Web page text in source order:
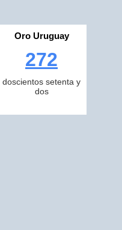
Oro Uruguay
272
doscientos setenta y
dos